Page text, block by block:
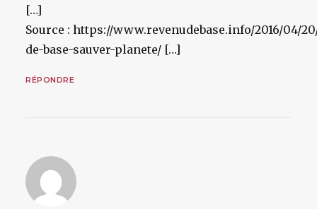
[…]
Source : https://www.revenudebase.info/2016/04/
de-base-sauver-planete/ […]
RÉPONDRE